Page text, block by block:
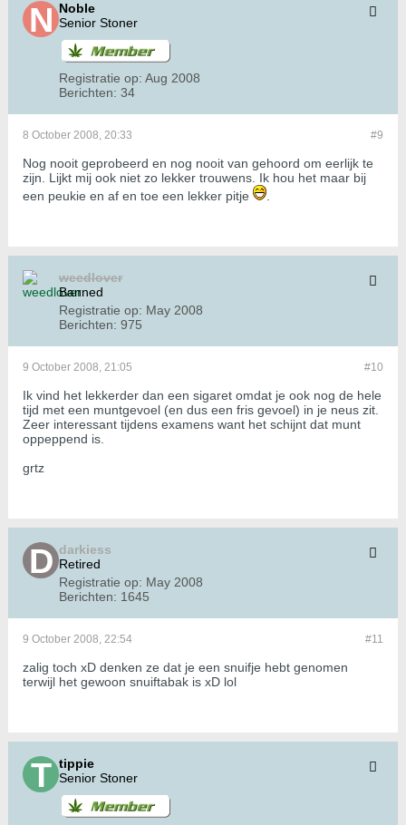
Noble
Senior Stoner
Registratie op: Aug 2008
Berichten: 34
#9
8 October 2008, 20:33
Nog nooit geprobeerd en nog nooit van gehoord om eerlijk te
zijn. Lijkt mij ook niet zo lekker trouwens. Ik hou het maar bij
een peukie en af en toe een lekker pitje
weedlover
Banned
Registratie op: May 2008
Berichten: 975
#10
9 October 2008, 21:05
Ik vind het lekkerder dan een sigaret omdat je ook nog de hele
tijd met een muntgevoel (en dus een fris gevoel) in je neus zit.
Zeer interessant tijdens examens want het schijnt dat munt
oppeppend is.
grtz
darkiess
Retired
Registratie op: May 2008
Berichten: 1645
#11
9 October 2008, 22:54
zalig toch xD denken ze dat je een snuifje hebt genomen
terwijl het gewoon snuiftabak is xD lol
tippie
Senior Stoner